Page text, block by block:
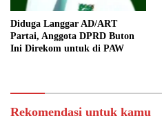
Diduga Langgar AD/ART
Partai, Anggota DPRD Buton
Ini Direkom untuk di PAW
Rekomendasi untuk kamu